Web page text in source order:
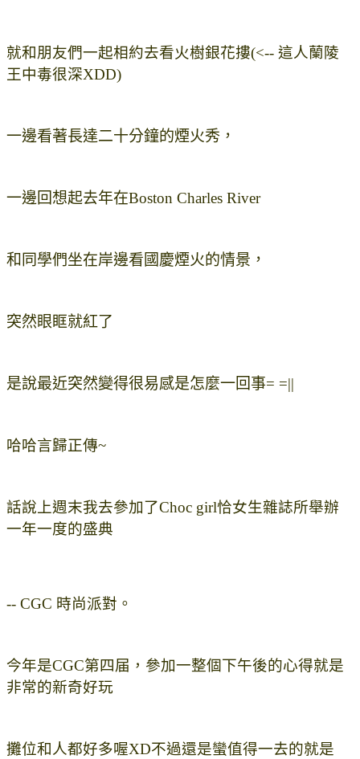
就和朋友們一起相約去看火樹銀花摟(<-- 這人蘭陵
王中毒很深XDD)
一邊看著長達二十分鐘的煙火秀，
一邊回想起去年在Boston Charles River
和同學們坐在岸邊看國慶煙火的情景，
突然眼眶就紅了
是說最近突然變得很易感是怎麼一回事= =||
哈哈言歸正傳~
話說上週末我去參加了Choc girl恰女生雜誌所舉辦
一年一度的盛典
-- CGC 時尚派對。
今年是CGC第四届，參加一整個下午後的心得就是
非常的新奇好玩
攤位和人都好多喔XD不過還是蠻值得一去的就是